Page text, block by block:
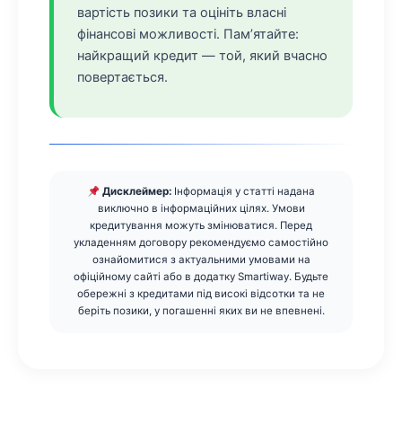
вартість позики та оцініть власні
фінансові можливості. Пам’ятайте:
найкращий кредит — той, який вчасно
повертається.
Дисклеймер:Інформація у статті надана
виключно в інформаційних цілях. Умови
кредитування можуть змінюватися. Перед
укладенням договору рекомендуємо самостійно
ознайомитися з актуальними умовами на
офіційному сайті або в додатку Smartiway. Будьте
обережні з кредитами під високі відсотки та не
беріть позики, у погашенні яких ви не впевнені.